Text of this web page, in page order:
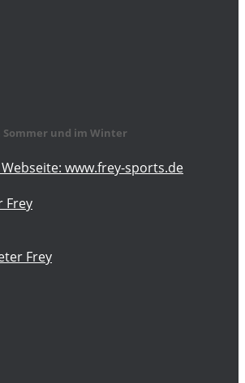
Sommer und im Winter
www.frey-sports.de